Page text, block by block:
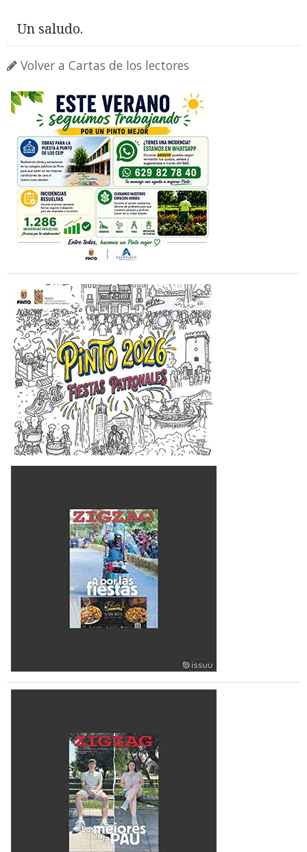
Un saludo.
Volver a Cartas de los lectores